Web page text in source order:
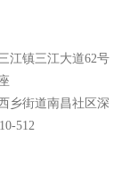
江镇三江大道62号
乡街道南昌社区深
512